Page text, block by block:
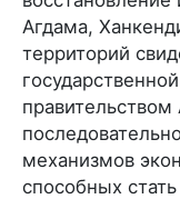
Агдама,
территорий
механизмов
способных